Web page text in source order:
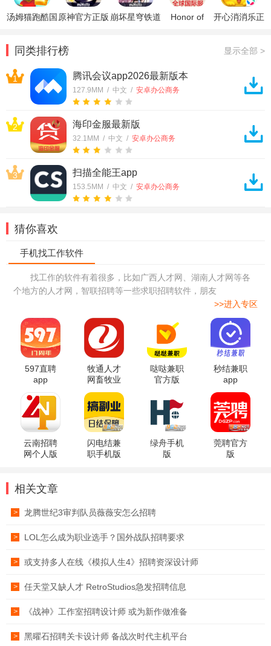
汤姆猫跑酷国 原神官方正版 崩坏星穹铁道
Honor of
开心消消乐正
同类排行榜 显示全部 >
1 腾讯会议app2026最新版本
127.9MM / 中文 / 安卓办公商务
2 海印金服最新版
32.1MM / 中文 / 安卓办公商务
3 扫描全能王app
153.5MM / 中文 / 安卓办公商务
猜你喜欢
找工作的软件有着很多，比如广西人才网、湖南人才网等各
个地方的人才网，智联招聘等一些求职招聘软件，朋友
>>进入专区
597直聘
app
牧通人才
网畜牧业
招聘软件
哒哒兼职
官方版
秒结兼职
app
云南招聘
网个人版
闪电结兼
职手机版
绿舟手机
版
莞聘官方
版
相关文章
> 龙腾世纪3审判队员薇薇安怎么招聘
> LOL怎么成为职业选手？国外战队招聘要求
> 或支持多人在线《模拟人生4》招聘资深设计师
> 任天堂又缺人才 RetroStudios急发招聘信息
> 《战神》工作室招聘设计师 或为新作做准备
> 黑曜石招聘关卡设计师 备战次时代主机平台